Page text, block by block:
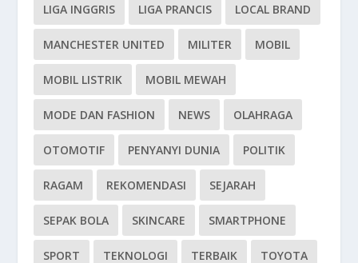
LIGA INGGRIS LIGA PRANCIS LOCAL BRAND
MANCHESTER UNITED MILITER MOBIL
MOBIL LISTRIK MOBIL MEWAH
MODE DAN FASHION NEWS OLAHRAGA
OTOMOTIF PENYANYI DUNIA POLITIK
RAGAM REKOMENDASI SEJARAH
SEPAK BOLA SKINCARE SMARTPHONE
SPORT TEKNOLOGI TERBAIK TOYOTA